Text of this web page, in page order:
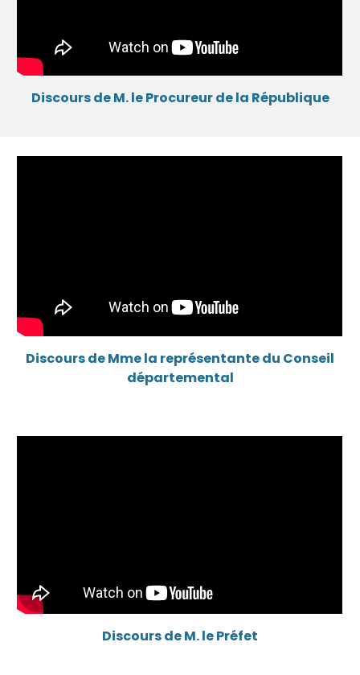
Discours de M. leProcureur de la République
Discours de Mme la représentante du Conseil
départemental
Discours de M. le Préfet